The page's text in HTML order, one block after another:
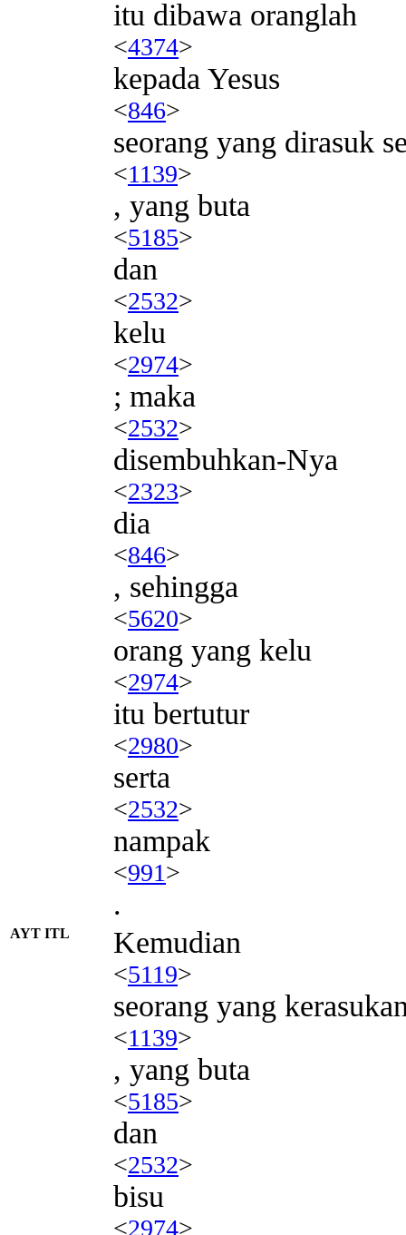
itu dibawa oranglah
<4374>
kepada Yesus
<846>
seorang yang dirasuk
<1139>
, yang buta
<5185>
dan
<2532>
kelu
<2974>
; maka
<2532>
disembuhkan-Nya
<2323>
dia
<846>
, sehingga
<5620>
orang yang kelu
<2974>
itu bertutur
<2980>
serta
<2532>
nampak
<991>
.
AYT ITL Kemudian
<5119>
seorang yang
<1139>
, yang buta
<5185>
dan
<2532>
bisu
<2974>